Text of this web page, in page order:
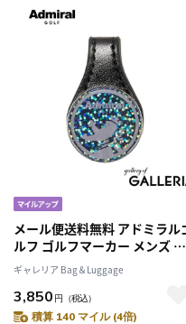
メール便送料無料 アドミラルゴ
ルフ ゴルフマーカー メンズ レ
ディース マグネット クリップ
Admiral GOLF マーカー ブラン
ド 大人 ゴルフ ホログラム ロゴ
かっこいい マーカーアクリルメ
ギャレリア Bag＆Luggage
3,850 円 （税込）
積算 140 マイル (4倍)